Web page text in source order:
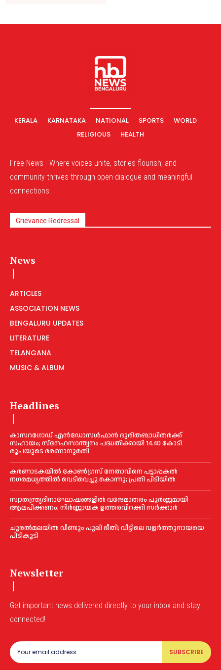
KERALA KARNATAKA NATIONAL SPORTS
WORLD
RELIGIOUS
HEALTH
Free News - Where voices unite, stories flourish, and
community thrives through open dialogue and meaningful
connections.
Grievance Redressal
News
ARTICLES
ASSOCIATION NEWS
BENGALURU UPDATES
LITERATURE
TELANGANA
MUSIC & ALBUM
Headlines
കാസറഗോഡ് എന്‍ഡോസള്‍ഫാന്‍ ദുരിതബാധിതര്‍ക്ക്
സഹായം; സ്‌നേഹസാന്ത്വനം പദ്ധതിക്കായി 14.40 കോടി
രൂപയുടെ ഭരണാനുമതി
കർണാടകയിൽ കോണ്‍ഗ്രസ് നേതാവിനെ പട്ടാപ്പകല്‍
നഗരമധ്യത്തില്‍ വെടിവെച്ചു കൊന്നു; പ്രതി പിടിയില്‍
സ്വാതന്ത്ര്യദിനാഘോഷങ്ങളില്‍ വന്ദേമാതരം പൂര്‍ണ്ണമായി
ആലപിക്കണം; നിര്‍ണ്ണായക ഉത്തരവിറക്കി സര്‍ക്കാര്‍
ചൂരല്‍മലയില്‍ വീണ്ടും പുലി ഭീതി; വീട്ടിലെ വളര്‍ത്തുനായയെ
പിടികൂടി
Newsletter
Get important news delivered directly to your inbox and stay
connected!
SUBSCRIBE